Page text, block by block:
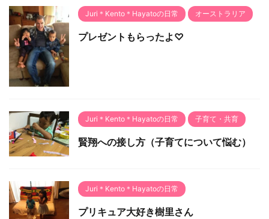
Juri＊Kento＊Hayatoの日常 オーストラリア
プレゼントもらったよ♡
Juri＊Kento＊Hayatoの日常 子育て・共育
賢翔への接し方（子育てについて悩む）
Juri＊Kento＊Hayatoの日常
プリキュア大好き樹里さん